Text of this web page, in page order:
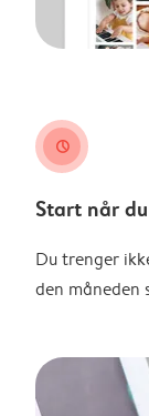
clock
Start når
Du trenger
den måneden